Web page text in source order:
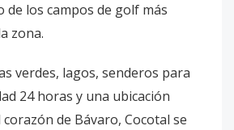
de los campos de golf más
zona.
verdes, lagos, senderos para
24 horas y una ubicación
de Bávaro, Cocotal se